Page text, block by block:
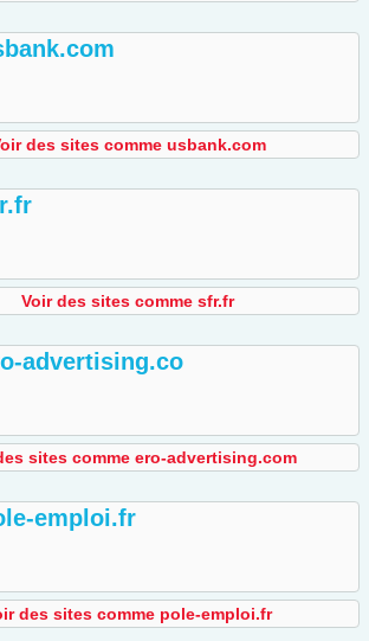
des sites comme usbank.com
Voir des sites comme sfr.fr
advertising.co
sites comme ero-advertising.com
emploi.fr
des sites comme pole-emploi.fr